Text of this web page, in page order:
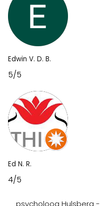
Edwin V. D. B.
5/5
Ed N. R.
4/5
psycholoog Hulsberg -